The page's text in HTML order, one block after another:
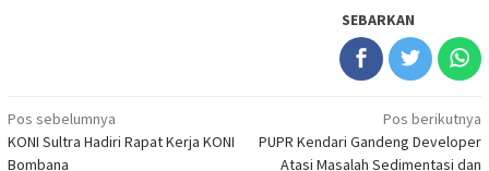
SEBARKAN
Navigasi
pos
Pos sebelumnya
KONI Sultra Hadiri Rapat Kerja KONI
Bombana
Pos berikutnya
PUPR Kendari Gandeng Developer
Atasi Masalah Sedimentasi dan